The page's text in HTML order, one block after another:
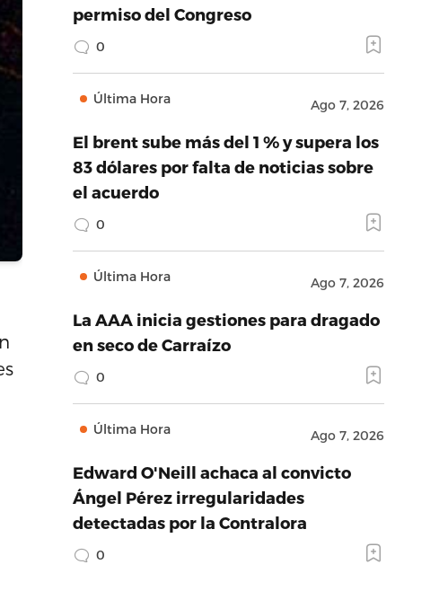
permiso del Congreso
0
Última Hora Ago 7, 2026
El brent sube más del 1 % y supera los
83 dólares por falta de noticias sobre
el acuerdo
0
Última Hora Ago 7, 2026
La AAA inicia gestiones para dragado
en seco de Carraízo
0
Última Hora Ago 7, 2026
Edward O'Neill achaca al convicto
Ángel Pérez irregularidades
detectadas por la Contralora
0